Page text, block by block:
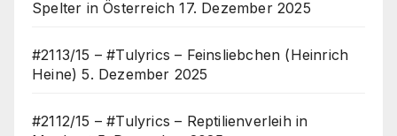
Spelter in Österreich 17. Dezember 2025
#2113/15 – #Tulyrics – Feinsliebchen (Heinrich
Heine) 5. Dezember 2025
#2112/15 – #Tulyrics – Reptilienverleih in